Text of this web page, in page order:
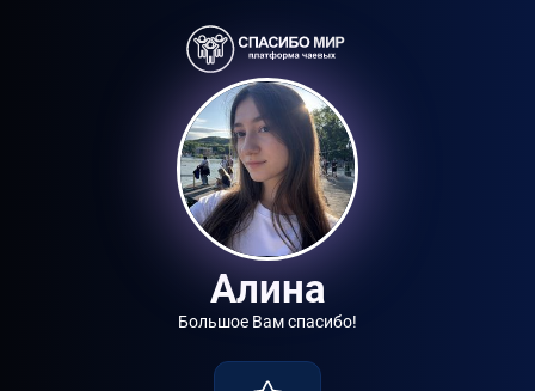
Алина
Большое Вам спасибо!